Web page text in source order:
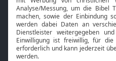
Bibel TV